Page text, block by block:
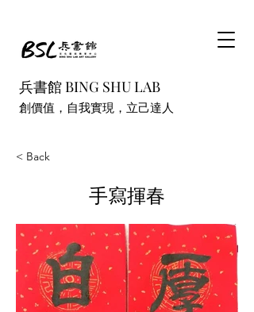
兵書館 BING SHU LAB
創價值，自我實現，立己達人
< Back
手寫揮春